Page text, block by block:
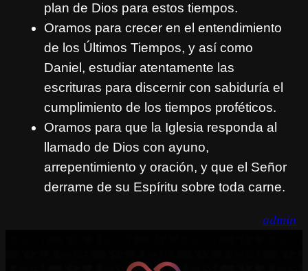
plan de Dios para estos tiempos.
Oramos para crecer en el entendimiento
de los Últimos Tiempos, y así como
Daniel, estudiar atentamente las
escrituras para discernir con sabiduría el
cumplimiento de los tiempos proféticos.
Oramos para que la Iglesia responda al
llamado de Dios con ayuno,
arrepentimiento y oración, y que el Señor
derrame de su Espíritu sobre toda carne.
admin